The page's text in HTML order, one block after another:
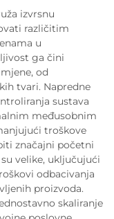
izvrsnu
različitim
u
ga čini
od
tvari. Napredne
sustava
međusobnim
troškove
značajni početni
velike, uključujući
odbacivanja
proizvoda.
skaliranje